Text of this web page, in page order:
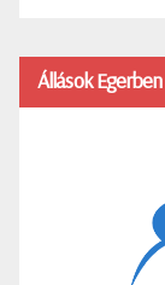
Állások Egerben